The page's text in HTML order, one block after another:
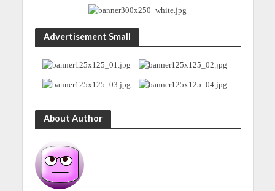
Advertisement Small
About Author